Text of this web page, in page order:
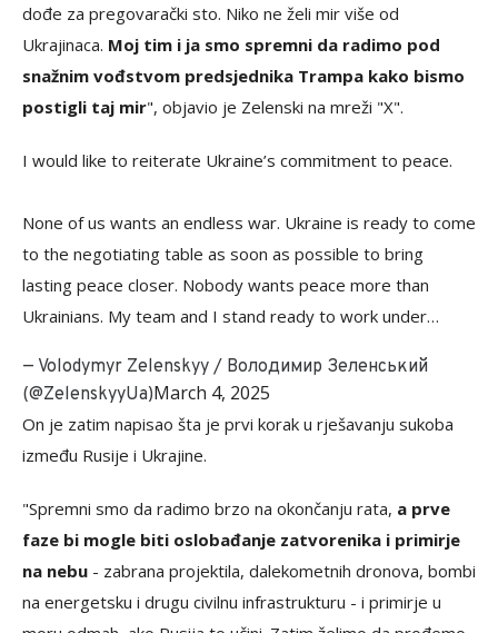
dođe za pregovarački sto. Niko ne želi mir više od
Ukrajinaca. Moj tim i ja smo spremni da radimo pod
snažnim vođstvom predsjednika Trampa kako bismo
postigli taj mir", objavio je Zelenski na mreži "X".
I would like to reiterate Ukraine’s commitment to peace.
None of us wants an endless war. Ukraine is ready to come
to the negotiating table as soon as possible to bring
lasting peace closer. Nobody wants peace more than
Ukrainians. My team and I stand ready to work under…
— Volodymyr Zelenskyy / Володимир Зеленський
(@ZelenskyyUa)March 4, 2025
On je zatim napisao šta je prvi korak u rješavanju sukoba
između Rusije i Ukrajine.
"Spremni smo da radimo brzo na okončanju rata, a prve
faze bi mogle biti oslobađanje zatvorenika i primirje
na nebu - zabrana projektila, dalekometnih dronova, bombi
na energetsku i drugu civilnu infrastrukturu - i primirje u